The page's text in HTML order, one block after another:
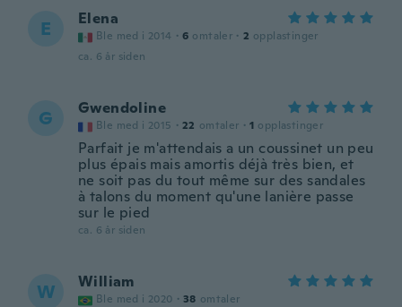
E Elena
Ble med i 2014 · 6 omtaler · 2 opplastinger
ca. 6 år siden
G Gwendoline
Ble med i 2015 · 22 omtaler · 1 opplastinger
Parfait je m'attendais a un coussinet un peu
plus épais mais amortis déjà très bien, et
ne soit pas du tout même sur des sandales
à talons du moment qu'une lanière passe
sur le pied
ca. 6 år siden
W William
Ble med i 2020 · 38 omtaler